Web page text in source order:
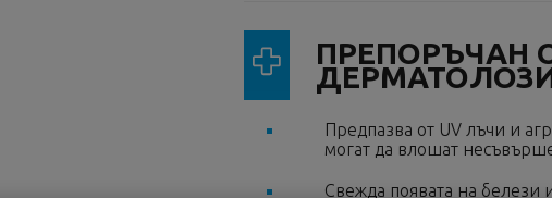
ПРЕПОРЪЧАН
Предпазва от UV лъчи и
могат да влошат
Свежда появата на